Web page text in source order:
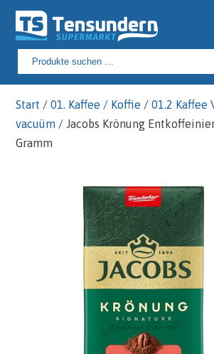
Suchen
nach:
Start /01. Kaffee / Koffie /01.2 Kaffee
vacuüm / Jacobs Krönung
Gramm